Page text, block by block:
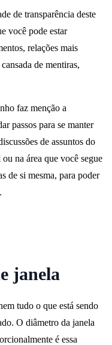
de transparência deste
você pode estar
relações mais
de mentiras,
faz menção a
passos para se manter
de assuntos do
na área que você segue
de si mesma, para poder
janela
tudo o que está sendo
O diâmetro da janela
é essa